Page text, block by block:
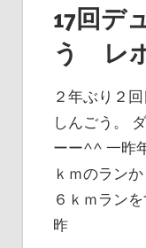
17回デ
う レ
２年ぶり２
しんごう。
ーー^^ 一昨
ｋｍのラン
６ｋｍラン
昨